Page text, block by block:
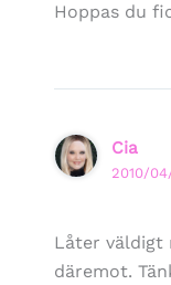
Hoppas du
Cia
2010/
Låter väldigt
däremot.